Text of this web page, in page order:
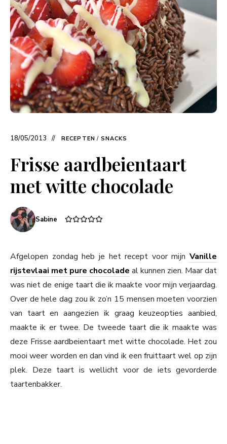
18/05/2013 RECEPTEN / SNACKS
Frisse aardbeientaart
met witte chocolade
Sabine
Afgelopen zondag heb je het recept voor mijn Vanille
rijstevlaai met pure chocolade al kunnen zien. Maar dat
was niet de enige taart die ik maakte voor mijn verjaardag.
Over de hele dag zou ik zo’n 15 mensen moeten voorzien
van taart en aangezien ik graag keuzeopties aanbied,
maakte ik er twee. De tweede taart die ik maakte was
deze Frisse aardbeientaart met witte chocolade. Het zou
mooi weer worden en dan vind ik een fruittaart wel op zijn
plek. Deze taart is wellicht voor de iets gevorderde
taartenbakker.